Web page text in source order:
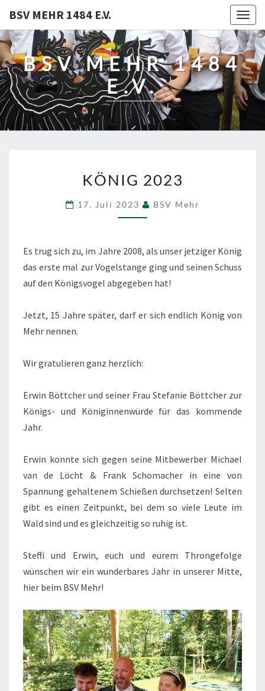
BSV MEHR 1484 E.V.
BSV MEHR 1484
E.V.
2023
KÖNIG 2023
17. Juli 2023 BSV Mehr
Es trug sich zu, im Jahre 2008, als unser jetziger König
das erste mal zur Vogelstange ging und seinen Schuss
auf den Königsvogel abgegeben hat!
Jetzt, 15 Jahre später, darf er sich endlich König von
Mehr nennen.
Wir gratulieren ganz herzlich:
Erwin Böttcher und seiner Frau Stefanie Böttcher zur
Königs- und Königinnenwürde für das kommende
Jahr.
Erwin konnte sich gegen seine Mitbewerber Michael
van de Löcht & Frank Schomacher in eine von
Spannung gehaltenem Schießen durchsetzen! Selten
gibt es einen Zeitpunkt, bei dem so viele Leute im
Wald sind und es gleichzeitig so ruhig ist.
Steffi und Erwin, euch und eurem Throngefolge
wünschen wir ein wunderbares Jahr in unserer Mitte,
hier beim BSV Mehr!